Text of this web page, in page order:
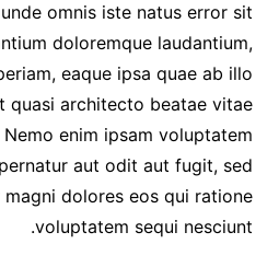
omnis iste natus error sit
doloremque laudantium,
eaque ipsa quae ab illo
quasi architecto beatae vitae
enim ipsam voluptatem
aut odit aut fugit, sed
dolores eos qui ratione
voluptatem sequi nesciunt.